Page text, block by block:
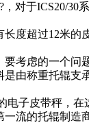
?，对于ICS20/30
度超过12米的
虑的一个问题
由称重托辊支
皮带秤，在
流的托辊制